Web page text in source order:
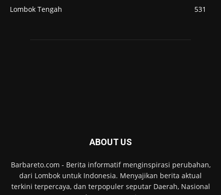
Lombok Tengah
531
ABOUT US
Barbareto.com - Berita informatif menginspirasi perubahan,
dari Lombok untuk Indonesia. Menyajikan berita aktual
terkini terpercaya, dan terpopuler seputar Daerah, Nasional